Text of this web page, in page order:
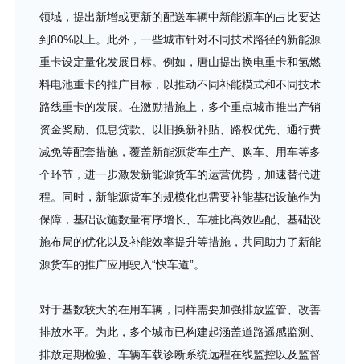
领域，提出新增或更新的配送车辆中新能源车的占比要达
到80%以上。此外，一些城市针对不同技术路径的新能源
重卡设定量化发展目标。例如，唐山提出换电重卡和氢燃
料电池重卡的推广目标，以推动不同补能模式和不同技术
路线重卡的发展。在激励措施上，多个重点城市推出产销
资金奖励、低息贷款、以旧换新补贴、路权优先、通行费
减免等配套措施，覆盖新能源货车生产、购车、用车等多
个环节，进一步激发新能源货车的运营优势，加速替代进
程。同时，新能源货车的规模化也需要补能基础设施作为
保障，基础设施数量有序增长、车桩比高效匹配、基础设
施布局的优化以及补能效率提升等措施，共同助力了新能
源货车的推广应用驶入“快车道”。
对于基数较大的在用车辆，同样需要加强排放监管、改善
排放水平。为此，多个城市已构建起涵盖道路遥感监测、
排放定期检验、车辆车载诊断系统远程在线监控以及监督